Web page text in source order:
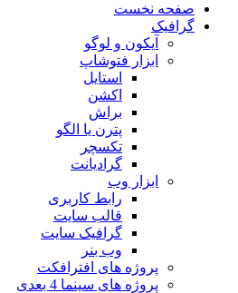
صفحه نخست
گرافیک
آیکون و لوگو
ابزار فتوشاپ
استایل
اکشن
براش
پترن یا الگو
تکسچر
گرادیانت
ابزار وب
رابط کاربری
قالب سایت
گرافیک سایت
وب بنر
پروژه های افترافکت
پروژه های سینما 4 بعدی